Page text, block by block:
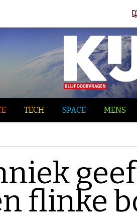
TECH SPACE MENS
flinke